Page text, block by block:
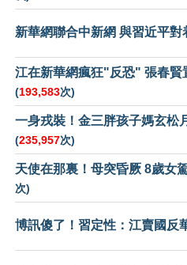
新華網聯合中新網 與習近平對
江在新華網瘋狂"反恐" 張春賢
(193,583次)
一身戎裝！金三胖孩子媽玄松
(235,957次)
天使在那裏！母突昏厥 8歲女
次)
博訊傻了！習定性：江賣國反